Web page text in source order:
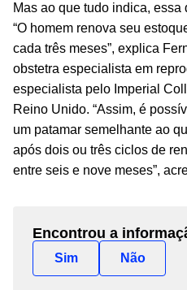
Mas ao que tudo indica,
“O homem renova seu
cada três meses”, explica
obstetra especialista em
especialista pelo Imperial
Reino Unido. “Assim, é
um patamar semelhante ao
após dois ou três ciclos de
entre seis e nove meses”,
Encontrou a
Sim Não